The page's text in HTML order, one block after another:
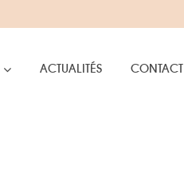
ACTUALITÉS CONTACT